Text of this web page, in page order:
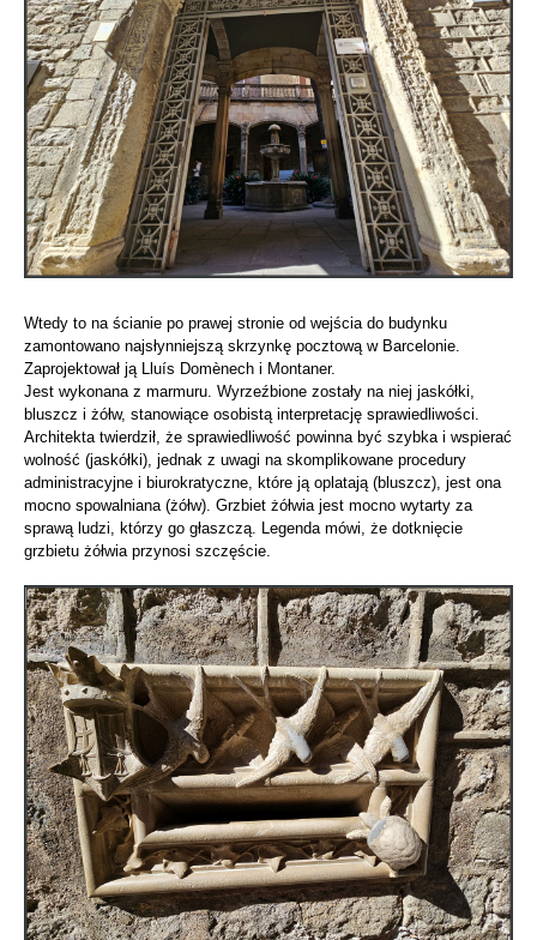
Wtedy to na ścianie po prawej stronie od wejścia do budynku
zamontowano najsłynniejszą skrzynkę pocztową w Barcelonie.
Zaprojektował ją Lluís Domènech i Montaner.
Jest wykonana z marmuru. Wyrzeźbione zostały na niej jaskółki,
bluszcz i żółw, stanowiące osobistą interpretację sprawiedliwości.
Architekta twierdził, że sprawiedliwość powinna być szybka i wspierać
wolność (jaskółki), jednak z uwagi na skomplikowane procedury
administracyjne i biurokratyczne, które ją oplatają (bluszcz), jest ona
mocno spowalniana (żółw). Grzbiet żółwia jest mocno wytarty za
sprawą ludzi, którzy go głaszczą. Legenda mówi, że dotknięcie
grzbietu żółwia przynosi szczęście.